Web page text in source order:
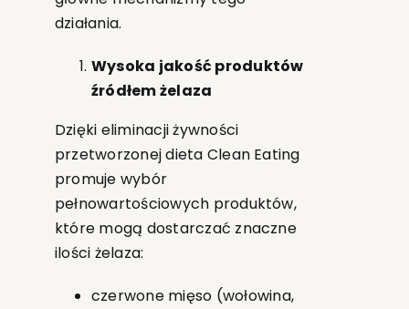
działania.
Wysoka jakość produktów
źródłem żelaza
Dzięki eliminacji żywności
przetworzonej dieta Clean Eating
promuje wybór
pełnowartościowych produktów,
które mogą dostarczać znaczne
ilości żelaza:
czerwone mięso (wołowina,